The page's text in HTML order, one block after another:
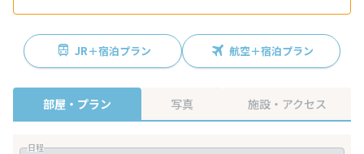
JR＋宿泊プラン 航空＋宿泊プラン
部屋・プラン 写真 施設・アクセス
日程